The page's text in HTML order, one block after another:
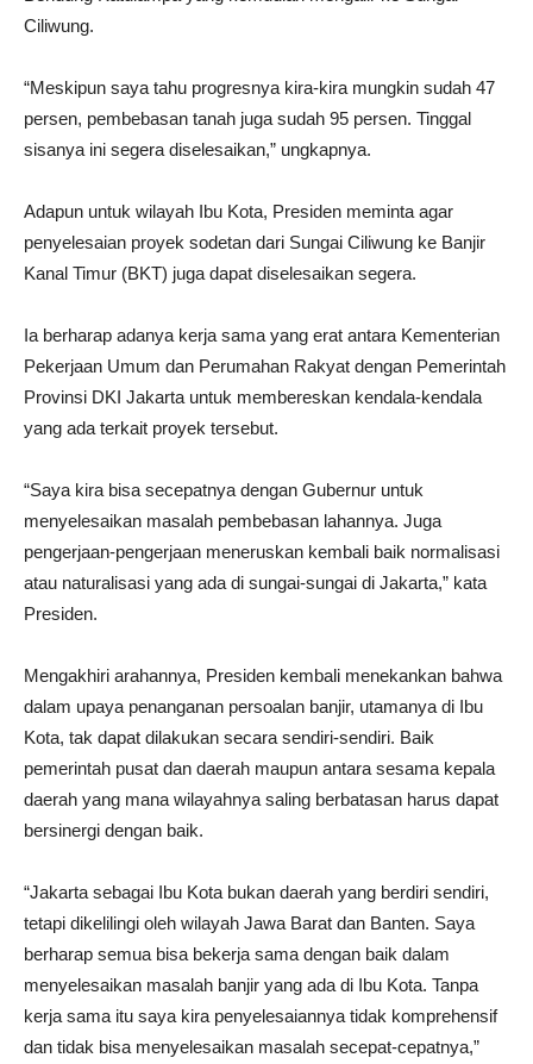
Ciliwung.
“Meskipun saya tahu progresnya kira-kira mungkin sudah 47
persen, pembebasan tanah juga sudah 95 persen. Tinggal
sisanya ini segera diselesaikan,” ungkapnya.
Adapun untuk wilayah Ibu Kota, Presiden meminta agar
penyelesaian proyek sodetan dari Sungai Ciliwung ke Banjir
Kanal Timur (BKT) juga dapat diselesaikan segera.
Ia berharap adanya kerja sama yang erat antara Kementerian
Pekerjaan Umum dan Perumahan Rakyat dengan Pemerintah
Provinsi DKI Jakarta untuk membereskan kendala-kendala
yang ada terkait proyek tersebut.
“Saya kira bisa secepatnya dengan Gubernur untuk
menyelesaikan masalah pembebasan lahannya. Juga
pengerjaan-pengerjaan meneruskan kembali baik normalisasi
atau naturalisasi yang ada di sungai-sungai di Jakarta,” kata
Presiden.
Mengakhiri arahannya, Presiden kembali menekankan bahwa
dalam upaya penanganan persoalan banjir, utamanya di Ibu
Kota, tak dapat dilakukan secara sendiri-sendiri. Baik
pemerintah pusat dan daerah maupun antara sesama kepala
daerah yang mana wilayahnya saling berbatasan harus dapat
bersinergi dengan baik.
“Jakarta sebagai Ibu Kota bukan daerah yang berdiri sendiri,
tetapi dikelilingi oleh wilayah Jawa Barat dan Banten. Saya
berharap semua bisa bekerja sama dengan baik dalam
menyelesaikan masalah banjir yang ada di Ibu Kota. Tanpa
kerja sama itu saya kira penyelesaiannya tidak komprehensif
dan tidak bisa menyelesaikan masalah secepat-cepatnya,”